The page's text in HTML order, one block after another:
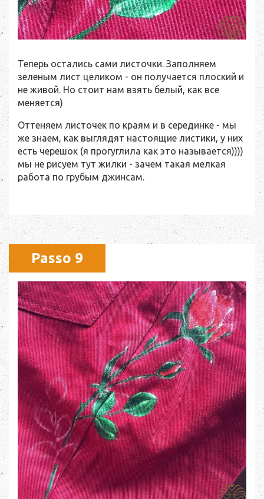
Теперь остались сами листочки. Заполняем
зеленым лист целиком - он получается плоский и
не живой. Но стоит нам взять белый, как все
меняется)
Оттеняем листочек по краям и в серединке - мы
же знаем, как выглядят настоящие листики, у них
есть черешок (я прогуглила как это называется))))
мы не рисуем тут жилки - зачем такая мелкая
работа по грубым джинсам.
Passo 9